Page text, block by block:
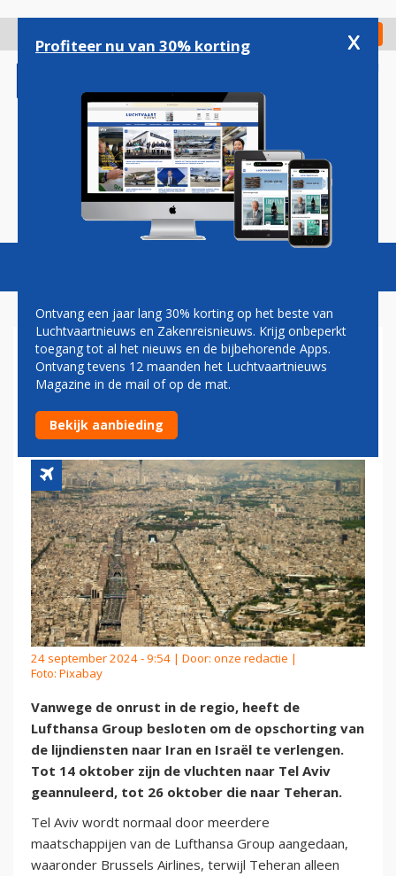
gaan
Check in
Magazine Podcasts Vacatures
LUFTHANSA GROUP NOG
LANGER NIET NAAR ISRAËL
EN IRAN
24 september 2024 - 9:54 | Door: onze redactie |
Foto: Pixabay
Vanwege de onrust in de regio, heeft de
Lufthansa Group besloten om de opschorting van
de lijndiensten naar Iran en Israël te verlengen.
Tot 14 oktober zijn de vluchten naar Tel Aviv
geannuleerd, tot 26 oktober die naar Teheran.
Tel Aviv wordt normaal door meerdere
maatschappijen van de Lufthansa Group aangedaan,
waaronder Brussels Airlines, terwijl Teheran alleen
Profiteer nu van 30% korting x
Ontvang een jaar lang 30% korting op het beste van
Luchtvaartnieuws en Zakenreisnieuws. Krijg onbeperkt
toegang tot al het nieuws en de bijbehorende Apps.
Ontvang tevens 12 maanden het Luchtvaartnieuws
Magazine in de mail of op de mat.
Bekijk aanbieding